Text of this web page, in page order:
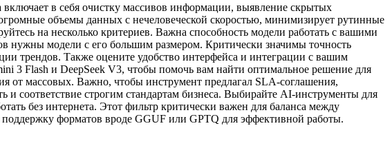
в себя очистку массивов информации, выявление скрытых
объемы данных с нечеловеческой скоростью, минимизирует рутинные
на несколько критериев. Важна способность модели работать с вашими
нужны модели с его большим размером. Критически значимы точность
трендов. Также оцените удобство интерфейса и интеграции с вашим
3 Flash и DeepSeek V3, чтобы помочь вам найти оптимальное решение для
от массовых. Важно, чтобы инструмент предлагал SLA-соглашения,
соответствие строгим стандартам бизнеса. Выбирайте AI-инструменты для
без интернета. Этот фильтр критически важен для баланса между
форматов вроде GGUF или GPTQ для эффективной работы.